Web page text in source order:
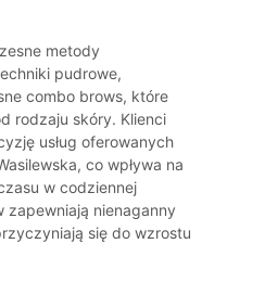
metody
pudrowe,
combo brows, które
rodzaju skóry. Klienci
usług oferowanych
co wpływa na
w codziennej
zapewniają nienaganny
się do wzrostu